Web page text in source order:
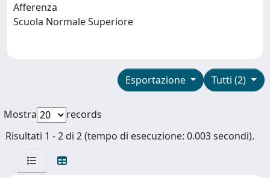
Afferenza
Scuola Normale Superiore
Tutti (2)
Esportazione
Mostra
records
Risultati 1 - 2 di 2 (tempo di esecuzione: 0.003 secondi).